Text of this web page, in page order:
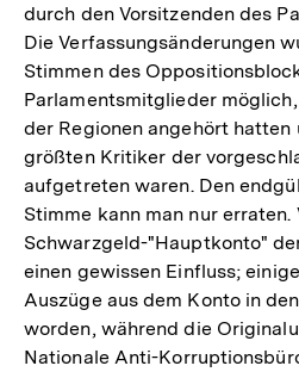
durch den Vorsitzenden des
Die Verfassungsänderungen
Stimmen des
Parlamentsmitglieder
der Regionen angehört hatten
größten Kritiker der
aufgetreten waren. Den
Stimme kann man nur
Schwarzgeld-"Hauptkonto"
einen gewissen Einfluss;
Auszüge aus dem Konto in
worden, während die
Nationale Anti-